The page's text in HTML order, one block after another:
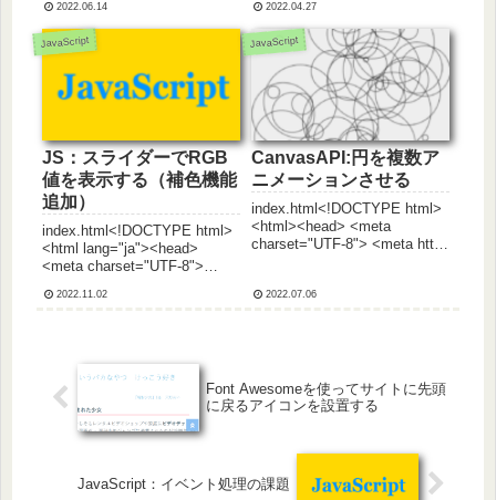
<html><head> <meta
charset="utf-8"> <meta
name="view...
2022.06.14
すイメージ解答例を見る
index.html<!DOCTYPE html>
<html lang="ja"><head>
<meta ...
2022.04.27
JavaScript
JS：スライダーでRGB
値を表示する（補色機能
追加）
index.html<!DOCTYPE html>
<html lang="ja"><head>
<meta charset="UTF-8">
Compatible" content="IE=ed...
2022.11.02
JavaScript
CanvasAPI:円を複数ア
ニメーションさせる
index.html<!DOCTYPE html>
<html><head> <meta
charset="UTF-8"> <meta http-
2022.07.06
Font Awesomeを使ってサイトに先頭
に戻るアイコンを設置する
JavaScript：イベント処理の課題